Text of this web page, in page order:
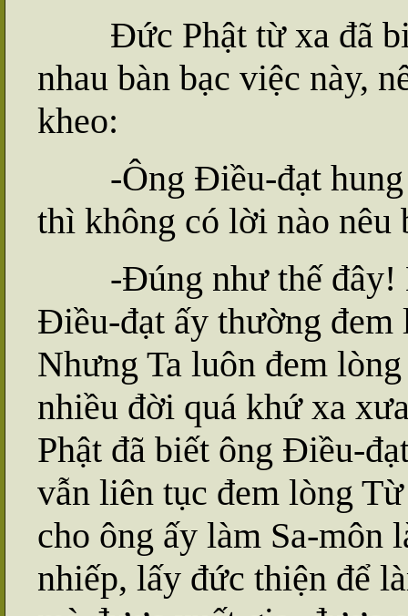
Đức Phật từ xa đã
nhau bàn bạc việc này,
kheo:
-Ông Điều-đạt hung
thì không có lời nào
-Đúng như thế đây!
Điều-đạt ấy thường
Nhưng Ta luôn đem
nhiều đời quá khứ xa
Phật đã biết ông Điều-
vẫn liên tục đem lòng
cho ông ấy làm Sa-môn
nhiếp, lấy đức thiện để